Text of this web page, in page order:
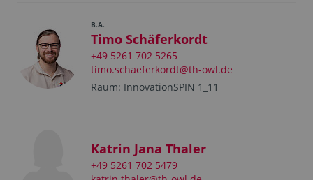
B.A.
Timo Schäferkordt
+49 5261 702 5265
timo.schaeferkordt@th-owl.de
Raum: InnovationSPIN 1_11
Katrin Jana Thaler
+49 5261 702 5479